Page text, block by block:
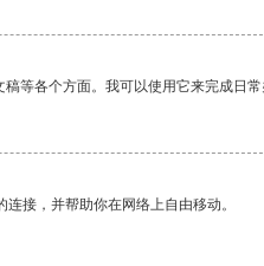
等各个方面。我可以使用它来完成日常
接，并帮助你在网络上自由移动。